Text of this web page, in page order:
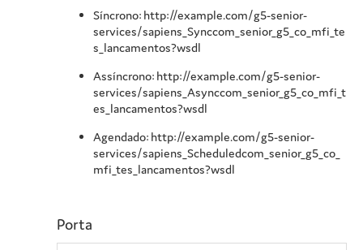
Síncrono: http://example.com/g5-senior-
services/sapiens_Synccom_senior_g5_co_mfi_te
s_lancamentos?wsdl
Assíncrono: http://example.com/g5-senior-
services/sapiens_Asynccom_senior_g5_co_mfi_t
es_lancamentos?wsdl
Agendado: http://example.com/g5-senior-
services/sapiens_Scheduledcom_senior_g5_co_
mfi_tes_lancamentos?wsdl
Porta